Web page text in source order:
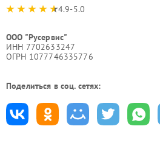
4.9-5.0
ООО "Русервис"
ИНН 7702633247
ОГРН 1077746335776
Поделиться в соц. сетях: